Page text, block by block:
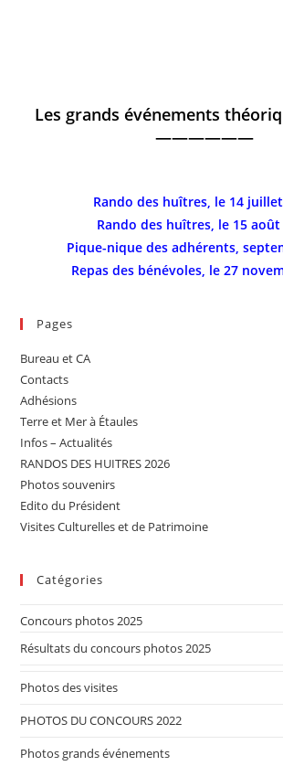
Les grands événements
——————
Rando des huîtres, le 14
Rando des huîtres, le 15 août
Pique-nique des adhérents,
Repas des bénévoles, le 27
Pages
Bureau et CA
Contacts
Adhésions
Terre et Mer à Étaules
Infos – Actualités
RANDOS DES HUITRES 2026
Photos souvenirs
Edito du Président
Visites Culturelles et de Patrimoine
Catégories
Concours photos 2025
Résultats du concours photos 2025
Photos des visites
PHOTOS DU CONCOURS 2022
Photos grands événements